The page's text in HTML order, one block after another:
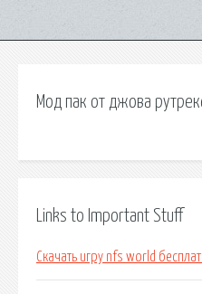
Мод пак от джова
Links to Important Stuff
Скачать игру nfs world